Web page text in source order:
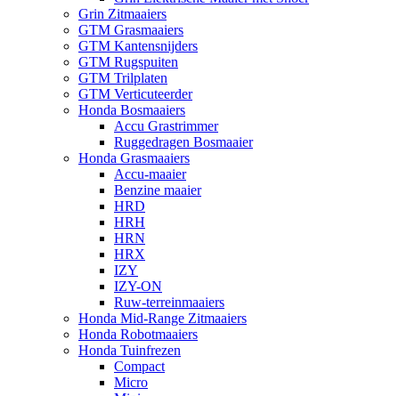
Grin Zitmaaiers
GTM Grasmaaiers
GTM Kantensnijders
GTM Rugspuiten
GTM Trilplaten
GTM Verticuteerder
Honda Bosmaaiers
Accu Grastrimmer
Ruggedragen Bosmaaier
Honda Grasmaaiers
Accu-maaier
Benzine maaier
HRD
HRH
HRN
HRX
IZY
IZY-ON
Ruw-terreinmaaiers
Honda Mid-Range Zitmaaiers
Honda Robotmaaiers
Honda Tuinfrezen
Compact
Micro